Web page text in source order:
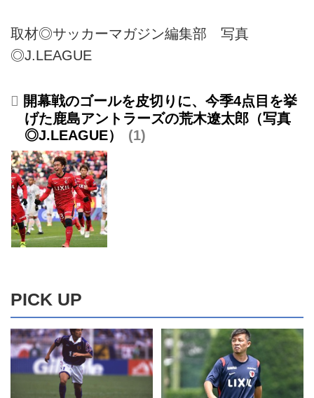
取材◎サッカーマガジン編集部 写真
◎J.LEAGUE
開幕戦のゴールを皮切りに、今季4点目を挙
げた鹿島アントラーズの荒木遼太郎（写真
◎J.LEAGUE）
1
PICK UP